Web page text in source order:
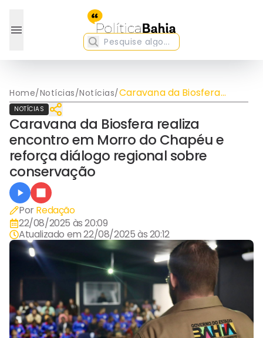
Home/Notícias/Notícias/Caravana da Biosfera
realiza encontro em Morro
do Chapéu e reforça
diálogo regional sobre
conservação
NOTÍCIAS
Caravana da Biosfera realiza
encontro em Morro do Chapéu e
reforça diálogo regional sobre
conservação
Por Redação
22/08/2025 às 20:09
Atualizado em22/08/2025 às 20:12